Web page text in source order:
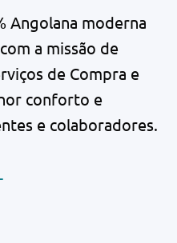
Angolana moderna
a missão de
de Compra e
conforto e
e colaboradores.